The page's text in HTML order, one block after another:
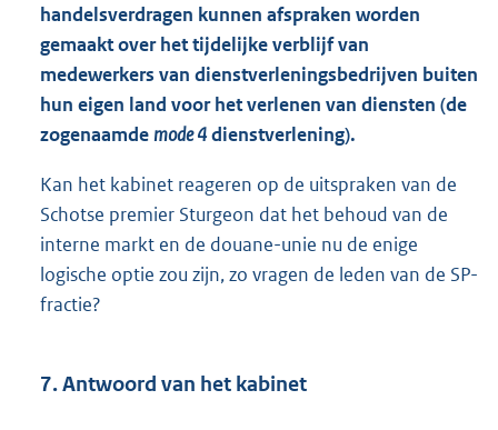
handelsverdragen kunnen afspraken worden
gemaakt over het tijdelijke verblijf van
medewerkers van dienstverleningsbedrijven buiten
hun eigen land voor het verlenen van diensten (de
zogenaamdemode 4dienstverlening).
Kan het kabinet reageren op de uitspraken van de
Schotse premier Sturgeon dat het behoud van de
interne markt en de douane-unie nu de enige
logische optie zou zijn, zo vragen de leden van de SP-
fractie?
7. Antwoord van het kabinet